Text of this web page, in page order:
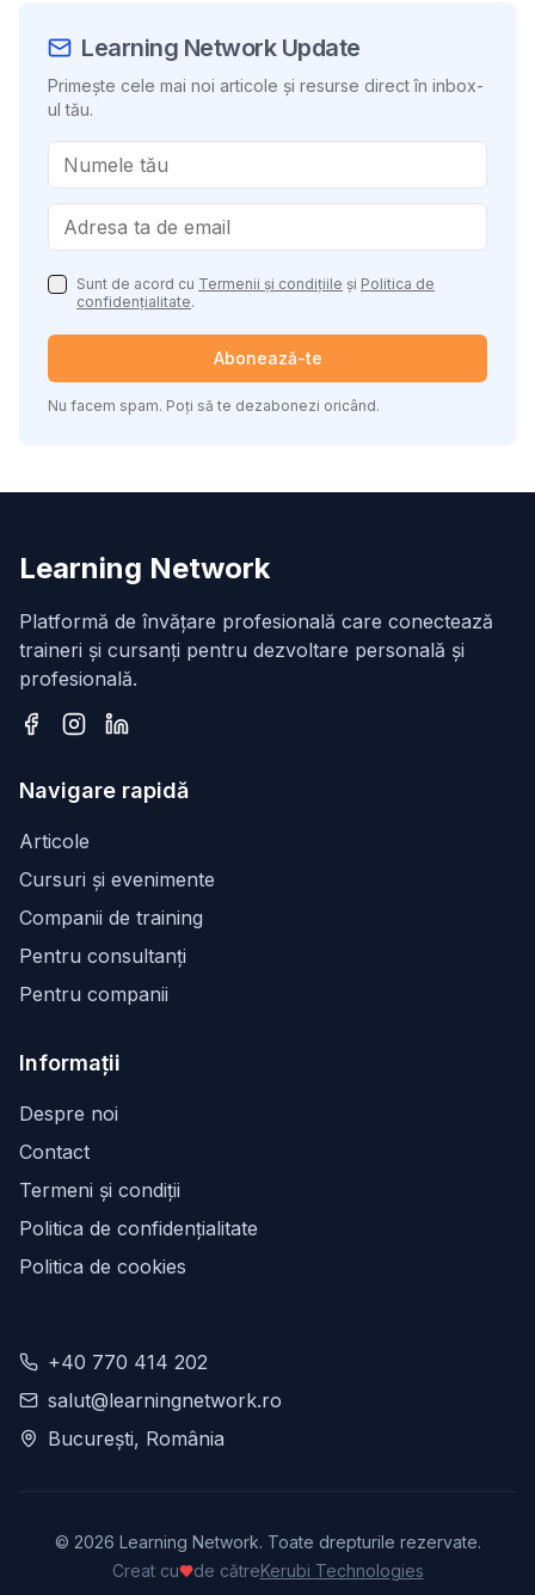
Learning Network Update
Primește cele mai noi articole și resurse direct în inbox-
ul tău.
Sunt de acord cu Termenii și condițiile și Politica de
confidențialitate.
Abonează-te
Nu facem spam. Poți să te dezabonezi oricând.
Learning Network
Platformă de învățare profesională care conectează
traineri și cursanți pentru dezvoltare personală și
profesională.
Navigare rapidă
Articole
Cursuri și evenimente
Companii de training
Pentru consultanți
Pentru companii
Informații
Despre noi
Contact
Termeni și condiții
Politica de confidențialitate
Politica de cookies
+40 770 414 202
salut@learningnetwork.ro
București, România
© 2026 Learning Network. Toate drepturile rezervate.
Creat cu
de cătreKerubi Technologies